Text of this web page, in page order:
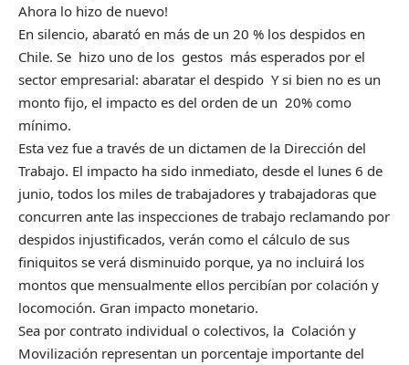
Ahora lo hizo de nuevo!
En silencio, abarató en más de un 20 % los despidos en
Chile. Se hizo uno de los gestos más esperados por el
sector empresarial: abaratar el despido Y si bien no es un
monto fijo, el impacto es del orden de un 20% como
mínimo.
Esta vez fue a través de un dictamen de la Dirección del
Trabajo. El impacto ha sido inmediato, desde el lunes 6 de
junio, todos los miles de trabajadores y trabajadoras que
concurren ante las inspecciones de trabajo reclamando por
despidos injustificados, verán como el cálculo de sus
finiquitos se verá disminuido porque, ya no incluirá los
montos que mensualmente ellos percibían por colación y
locomoción. Gran impacto monetario.
Sea por contrato individual o colectivos, la Colación y
Movilización representan un porcentaje importante del